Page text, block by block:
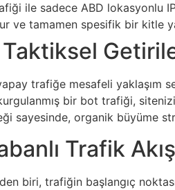
ile sadece ABD lokasyonlu
ve tamamen spesifik bir kitle
trafiğe mesafeli yaklaşım
bir bot trafiği,
sayesinde, organik büyüme
Trafik
biri, trafiğin başlangıç